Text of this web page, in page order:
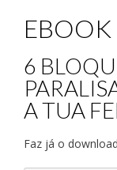
EBOOK
6
A TUA
Faz já o